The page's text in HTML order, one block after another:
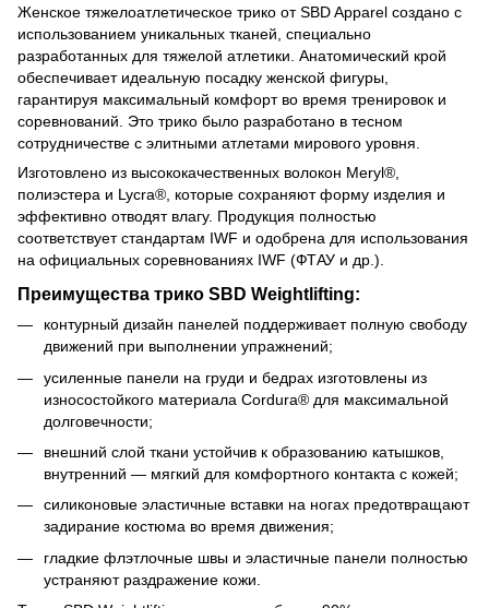
Женское тяжелоатлетическое трико от SBD Apparel создано с
использованием уникальных тканей, специально
разработанных для тяжелой атлетики. Анатомический крой
обеспечивает идеальную посадку женской фигуры,
гарантируя максимальный комфорт во время тренировок и
соревнований. Это трико было разработано в тесном
сотрудничестве с элитными атлетами мирового уровня.
Изготовлено из высококачественных волокон Meryl®,
полиэстера и Lycra®, которые сохраняют форму изделия и
эффективно отводят влагу. Продукция полностью
соответствует стандартам IWF и одобрена для использования
на официальных соревнованиях IWF (ФТАУ и др.).
Преимущества трико SBD Weightlifting:
контурный дизайн панелей поддерживает полную свободу
движений при выполнении упражнений;
усиленные панели на груди и бедрах изготовлены из
износостойкого материала Cordura® для максимальной
долговечности;
внешний слой ткани устойчив к образованию катышков,
внутренний — мягкий для комфортного контакта с кожей;
силиконовые эластичные вставки на ногах предотвращают
задирание костюма во время движения;
гладкие флэтлочные швы и эластичные панели полностью
устраняют раздражение кожи.